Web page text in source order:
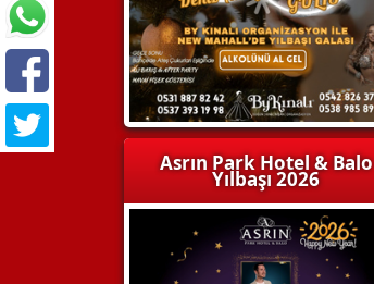
Asrın Park Hotel & Balo
Yılbaşı 2026